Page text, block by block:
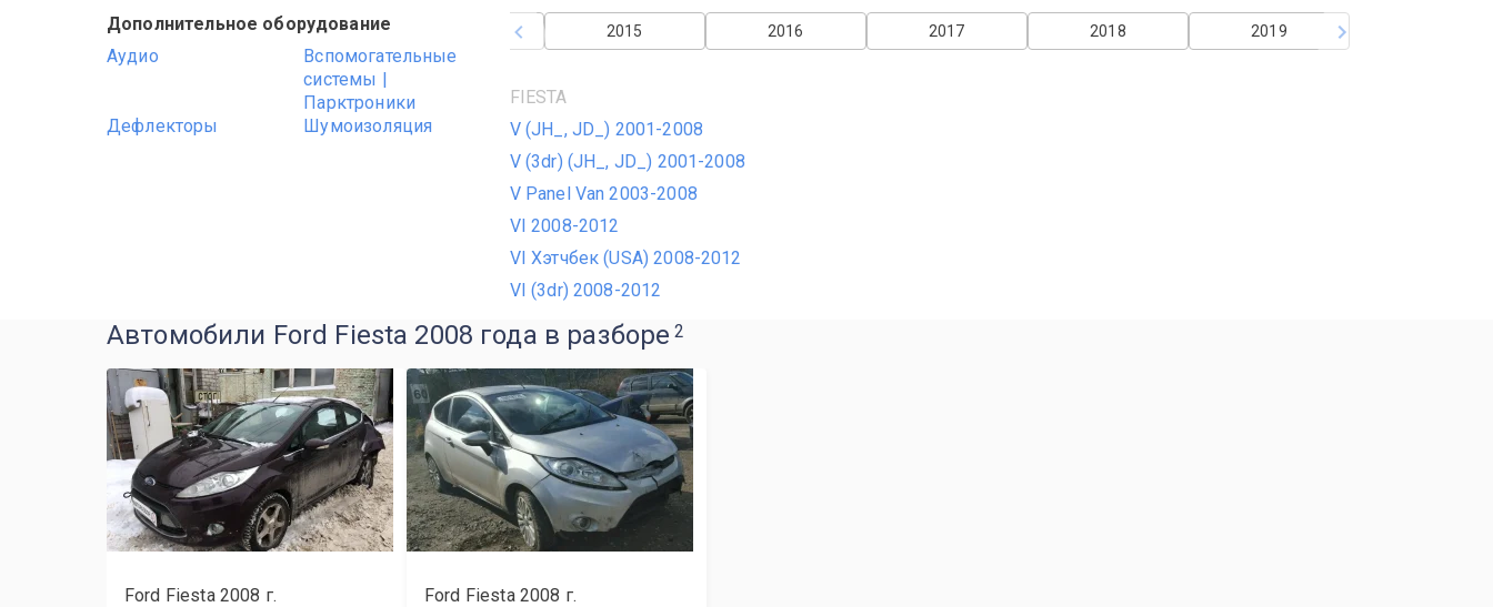
Дополнительное оборудование
Аудио
Вспомогательные
системы |
Парктроники
Дефлекторы
Шумоизоляция
2019
2018
2017
2016
2015
2013
2012
FIESTA
V (JH_, JD_) 2001-2008
V (3dr) (JH_, JD_) 2001-2008
V Panel Van 2003-2008
VI 2008-2012
VI Хэтчбек (USA) 2008-2012
VI (3dr) 2008-2012
Автомобили Ford Fiesta 2008 года в разборе 2
Ford Fiesta 2008 г.
Ford Fiesta 2008 г.